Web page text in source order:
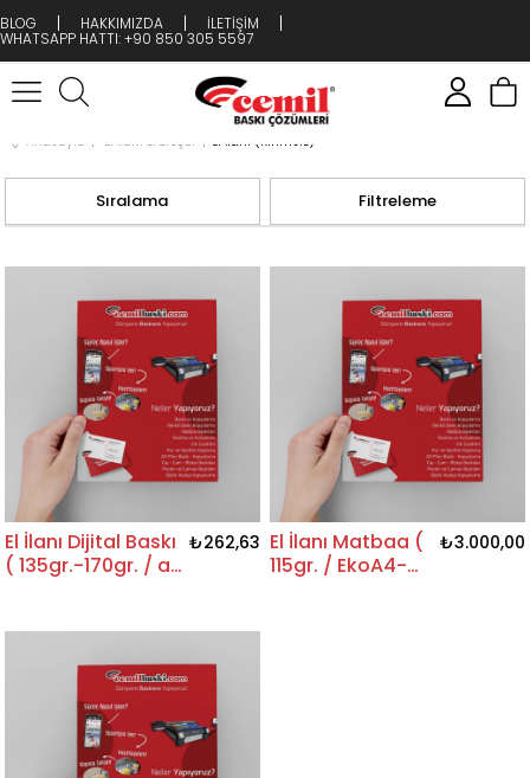
BLOG HAKKIMIZDA İLETİŞİM
WHATSAPP HATTI: +90 850 305 5597
Anasayfa El İlanı & Broşür El İlanı (Kırımsız)
Filtreleme
Sıralama
El İlanı Dijital Baskı
( 135gr.-170gr. / az
₺262,63 El İlanı Matbaa (
115gr. / EkoA4-
₺3.000,00